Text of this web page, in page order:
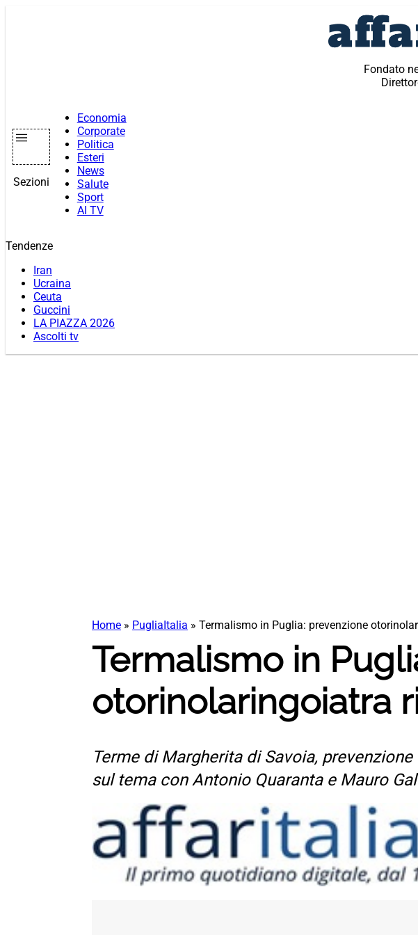
Fondato
Sezioni
Economia
Corporate
Politica
Esteri
News
Salute
Sport
AI TV
Tendenze
Iran
Ucraina
Ceuta
Guccini
LA PIAZZA 2026
Ascolti tv
Home » PugliaItalia » Termalismo in Puglia: prevenzione
Termalismo in
otorinolaringoiatra
Terme di Margherita di Savoia,
sul tema con Antonio Quaranta e Mauro